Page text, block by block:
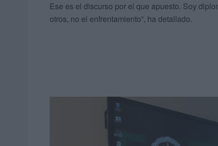
Ese es el discurso por el que apuesto. Soy
otros, no el enfrentamiento”, ha detallado.